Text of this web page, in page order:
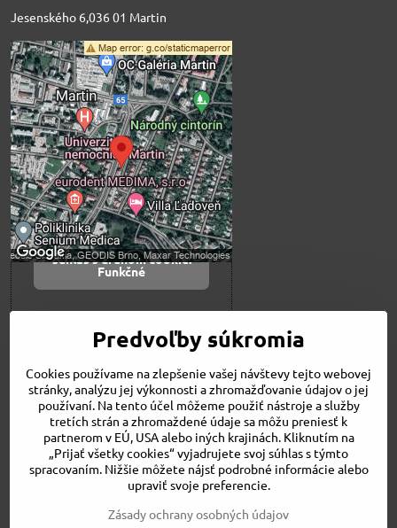
Jesenského 6,036 01 Martin
Externý obsah je
blokovaný Voľbami
súkromia
Prajete si načítať externý obsah?
Povoliť tentokrát
Povoliť a zapamätať -
súhlas s druhom cookie:
Funkčné
Otvoriť obsah v novom okne
Novinky
Niečo o nás
Naša ponuka
Veľkostné tabuľky
Obchodné podmienky
Kontakt
Predvoľby súkromia
Cookies používame na zlepšenie vašej návštevy tejto webovej
stránky, analýzu jej výkonnosti a zhromažďovanie údajov o jej
používaní. Na tento účel môžeme použiť nástroje a služby
tretích strán a zhromaždené údaje sa môžu preniesť k
partnerom v EÚ, USA alebo iných krajinách. Kliknutím na
„Prijať všetky cookies“ vyjadrujete svoj súhlas s týmto
spracovaním. Nižšie môžete nájsť podrobné informácie alebo
upraviť svoje preferencie.
Zásady ochrany osobných údajov